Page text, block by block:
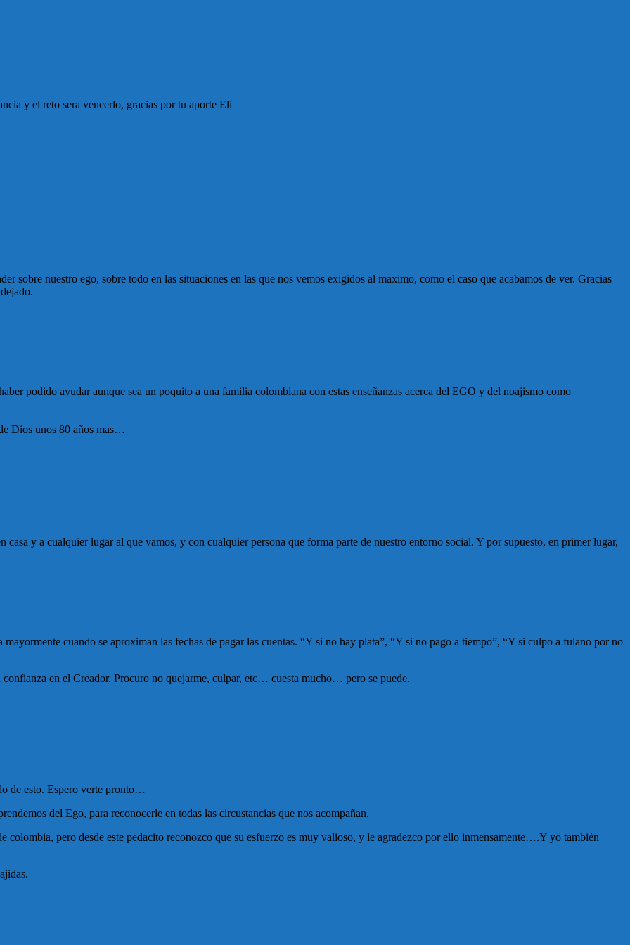
y el reto sera vencerlo, gracias por tu aporte Eli
sobre nuestro ego, sobre todo en las situaciones en las que nos vemos exigidos al maximo, como el caso que acabamos de ver. Gracias
podido ayudar aunque sea un poquito a una familia colombiana con estas enseñanzas acerca del EGO y del noajismo como
Dios unos 80 años mas…
y a cualquier lugar al que vamos, y con cualquier persona que forma parte de nuestro entorno social. Y por supuesto, en primer lugar,
cuando se aproximan las fechas de pagar las cuentas. “Y si no hay plata”, “Y si no pago a tiempo”, “Y si culpo a fulano por no
en el Creador. Procuro no quejarme, culpar, etc… cuesta mucho… pero se puede.
de esto. Espero verte pronto…
del Ego, para reconocerle en todas las circustancias que nos acompañan,
pero desde este pedacito reconozco que su esfuerzo es muy valioso, y le agradezco por ello inmensamente….Y yo también